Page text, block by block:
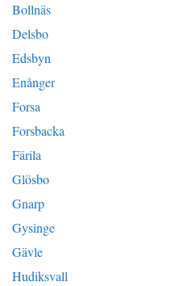
Bollnäs
Delsbo
Edsbyn
Enånger
Forsa
Forsbacka
Färila
Glösbo
Gnarp
Gysinge
Gävle
Hudiksvall